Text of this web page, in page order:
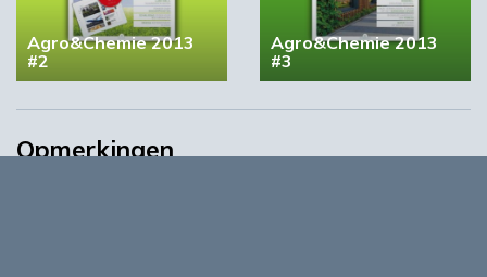
Agro&Chemie 2013
#2
Agro&Chemie 2013
#3
Opmerkingen